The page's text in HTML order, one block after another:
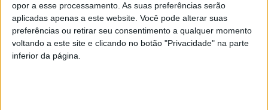
opor a esse processamento. As suas preferências serão
aplicadas apenas a este website. Você pode alterar suas
preferências ou retirar seu consentimento a qualquer momento
voltando a este site e clicando no botão "Privacidade" na parte
inferior da página.
Azemeis.net
26 de Junho de 2026, 20:40